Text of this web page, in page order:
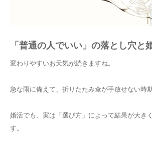
「普通の人でいい」の落とし穴と
変わりやすいお天気が続きますね。
急な雨に備えて、折りたたみ傘が手放せない時期
婚活でも、実は「選び方」によって結果が大き
す。